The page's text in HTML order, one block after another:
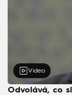
Video
Odvolává, co